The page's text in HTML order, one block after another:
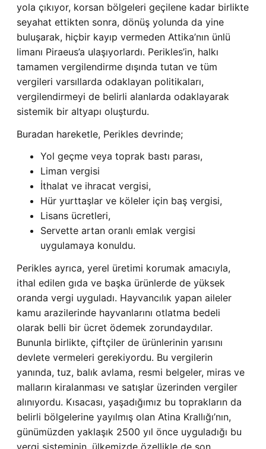
yola çıkıyor, korsan bölgeleri geçilene kadar birlikte
seyahat ettikten sonra, dönüş yolunda da yine
buluşarak, hiçbir kayıp vermeden Attika’nın ünlü
limanı Piraeus’a ulaşıyorlardı. Perikles’in, halkı
tamamen vergilendirme dışında tutan ve tüm
vergileri varsıllarda odaklayan politikaları,
vergilendirmeyi de belirli alanlarda odaklayarak
sistemik bir altyapı oluşturdu.
Buradan hareketle, Perikles devrinde;
Yol geçme veya toprak bastı parası,
Liman vergisi
İthalat ve ihracat vergisi,
Hür yurttaşlar ve köleler için baş vergisi,
Lisans ücretleri,
Servette artan oranlı emlak vergisi
uygulamaya konuldu.
Perikles ayrıca, yerel üretimi korumak amacıyla,
ithal edilen gıda ve başka ürünlerde de yüksek
oranda vergi uyguladı. Hayvancılık yapan aileler
kamu arazilerinde hayvanlarını otlatma bedeli
olarak belli bir ücret ödemek zorundaydılar.
Bununla birlikte, çiftçiler de ürünlerinin yarısını
devlete vermeleri gerekiyordu. Bu vergilerin
yanında, tuz, balık avlama, resmi belgeler, miras ve
malların kiralanması ve satışlar üzerinden vergiler
alınıyordu. Kısacası, yaşadığımız bu toprakların da
belirli bölgelerine yayılmış olan Atina Krallığı’nın,
günümüzden yaklaşık 2500 yıl önce uyguladığı bu